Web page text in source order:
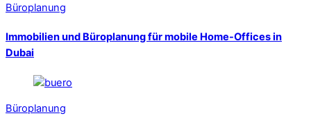
Büroplanung
Immobilien und Büroplanung für mobile Home-Offices in
Dubai
Büroplanung